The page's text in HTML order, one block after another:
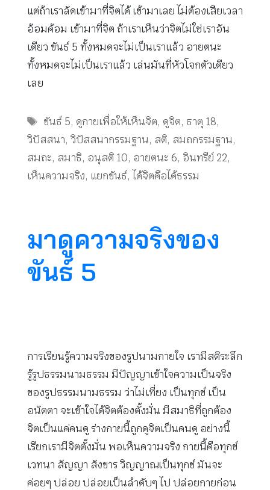
แต่ถ้าเราลัดเข้ามาที่จิตได้ เข้ามาเลย ไม่ต้องเสียเวลา
อ้อมค้อม เข้ามาที่จิต ถ้าเราเห็นว่าจิตไม่ใช่เราอัน
เดียว ขันธ์ 5 ทั้งหมดจะไม่เป็นเราแล้ว อายตนะ
ทั้งหมดจะไม่เป็นเราแล้ว เล่นมันที่หัวโจกตัวเดียว
เลย
Tags
ขันธ์ 5, ดูกายเพื่อให้เห็นจิต, ดูจิต, ธาตุ 18,
วิปัสสนา, วิปัสสนากรรมฐาน, สติ, สมถกรรมฐาน,
สมถะ, สมาธิ, อนุสติ 10, อายตนะ 6, อินทรีย์ 22,
เห็นความจริง, แยกขันธ์, ได้จิตคือได้ธรรม
มาดูความจริงของ
ขันธ์ 5
การเรียนรู้ความจริงของรูปนามกายใจ เรามีสติระลึก
รู้รูปธรรมนามธรรม มีปัญญาเข้าใจความเป็นจริง
ของรูปธรรมนามธรรม ว่าไม่เที่ยง เป็นทุกข์ เป็น
อนัตตา จะเข้าใจได้จิตต้องตั้งมั่น มีสมาธิที่ถูกต้อง
จิตเป็นแค่คนดู ร่างกายนี้ถูกดูจิตเป็นคนดู อย่างนี้
เรียกเรามีจิตตั้งมั่น พอเห็นความจริง กายนี้คือทุกข์
เวทนา สัญญา สังขาร วิญญาณเป็นทุกข์ มันจะ
ค่อยๆ ปล่อย ปล่อยเป็นลำดับๆ ไป ปล่อยกายก่อน